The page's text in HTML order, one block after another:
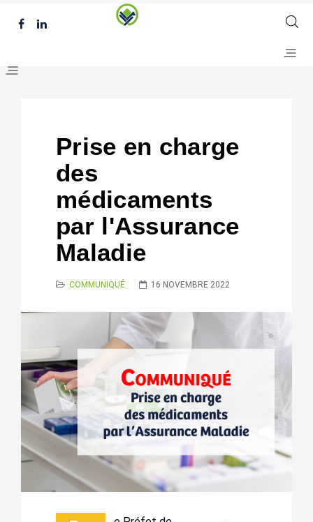
Prise en charge
des
médicaments
par l'Assurance
Maladie
COMMUNIQUÉ 16 NOVEMBRE 2022